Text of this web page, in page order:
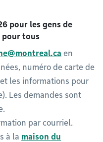
pour les gens de
pour tous
en
numéro de carte de
les informations pour
Les demandes sont
par courriel.
à la maison du